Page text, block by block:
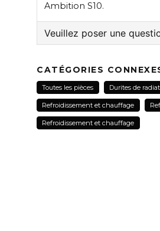
Ambition S10.
Veuillez poser une
Veuillez nous
name
Nom
CATÉGORIES
Toutes les pièces Durites de
Refroidissement et chauffage
Refroidissement et chauffage